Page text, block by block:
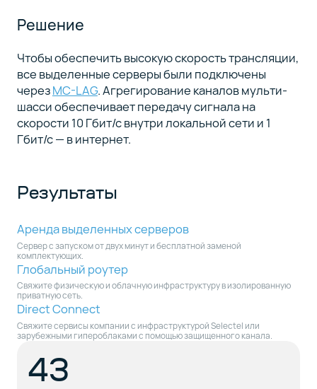
Решение
Чтобы обеспечить высокую скорость трансляции,
все выделенные серверы были подключены
черезMC-LAG. Агрегирование каналов мульти-
шасси обеспечивает передачу сигнала на
скорости 10 Гбит/с внутри локальной сети и 1
Гбит/с — в интернет.
Результаты
43
Аренда выделенных серверов
Сервер с запуском от двух минут и бесплатной заменой
комплектующих.
Глобальный роутер
Свяжите физическую и облачную инфраструктуру в изолированную
приватную сеть.
Direct Connect
Свяжите сервисы компании с инфраструктурой Selectel или
зарубежными гипероблаками с помощью защищенного канала.